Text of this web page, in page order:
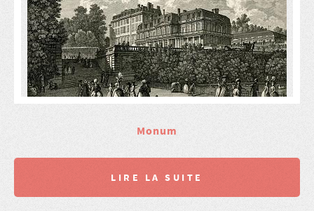
Monum
LIRE LA SUITE